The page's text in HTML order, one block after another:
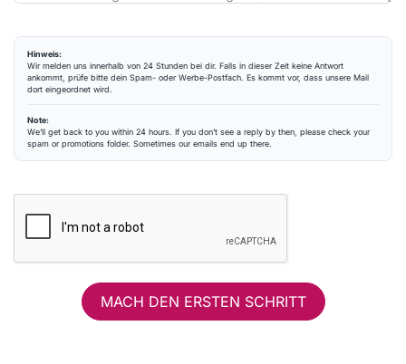
Hinweis:
Wir melden uns innerhalb von 24 Stunden bei dir. Falls in dieser Zeit keine Antwort
ankommt, prüfe bitte dein Spam- oder Werbe-Postfach. Es kommt vor, dass unsere Mail
dort eingeordnet wird.
Note:
We’ll get back to you within 24 hours. If you don’t see a reply by then, please check your
spam or promotions folder. Sometimes our emails end up there.
MACH DEN ERSTEN SCHRITT